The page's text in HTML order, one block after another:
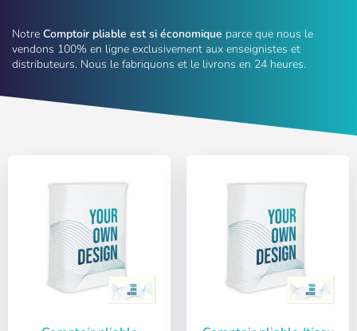
Sélectionnez votre
langue
Notre Comptoir pliable est si économique parce que nous le
vendons 100% en ligne exclusivement aux enseignistes et
distributeurs. Nous le fabriquons et le livrons en 24 heures.